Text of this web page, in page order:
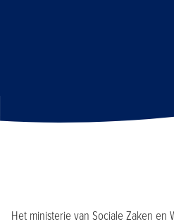
Het ministerie van Sociale Zaken en